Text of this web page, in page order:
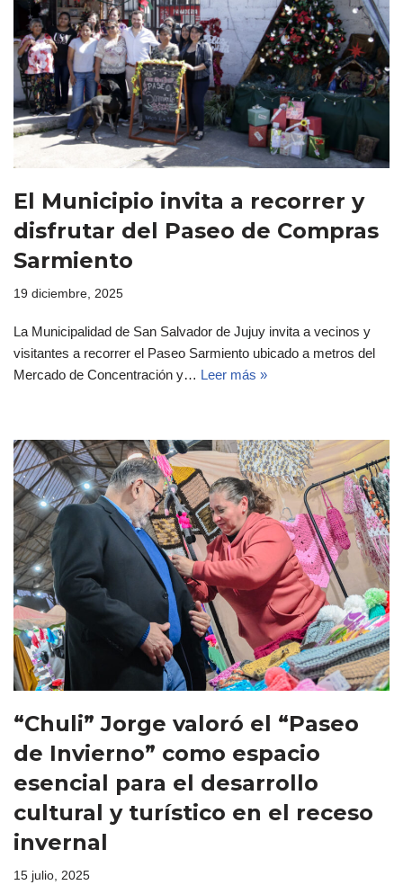
El Municipio invita a recorrer y
disfrutar del Paseo de Compras
Sarmiento
19 diciembre, 2025
La Municipalidad de San Salvador de Jujuy invita a vecinos y
visitantes a recorrer el Paseo Sarmiento ubicado a metros del
Mercado de Concentración y… Leer más »
“Chuli” Jorge valoró el “Paseo
de Invierno” como espacio
esencial para el desarrollo
cultural y turístico en el receso
invernal
15 julio, 2025